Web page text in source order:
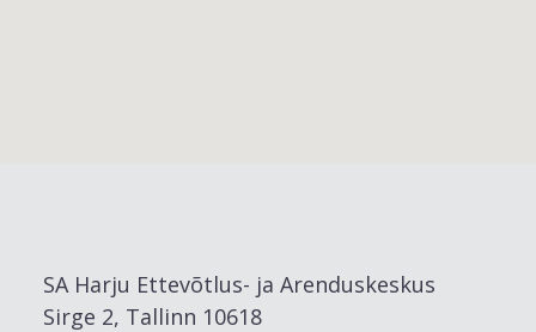
SA Harju Ettevõtlus- ja Arenduskeskus
Sirge 2, Tallinn 10618